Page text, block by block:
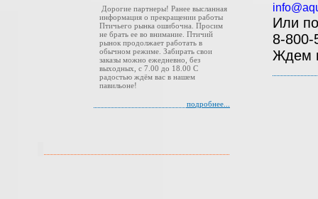
Или
8-
Ждем
Дорогие партнеры! Ранее высланная
информация о прекращении работы
Птичьего рынка ошибочна. Просим
не брать ее во внимание. Птичий
рынок продолжает работать в
обычном режиме. Забирать свои
заказы можно ежедневно, без
выходных, с 7.00 до 18.00 С
радостью ждём вас в нашем
павильоне!
подробнее...